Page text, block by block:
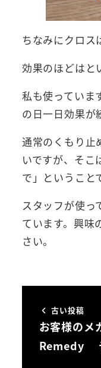
ちなみにクロス
効果のほどはと
私も使っていま
の日一日効果が
通常のくもり止
いですが、そこ
で」ということ
スタッフが使っ
ています。興味
さい。
古い投稿
お客様の
Remedy